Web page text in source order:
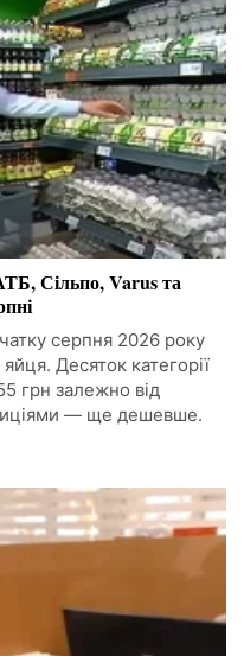
Сільпо, Varus та
серпня 2026 року
Десяток категорії
грн залежно від
— ще дешевше.